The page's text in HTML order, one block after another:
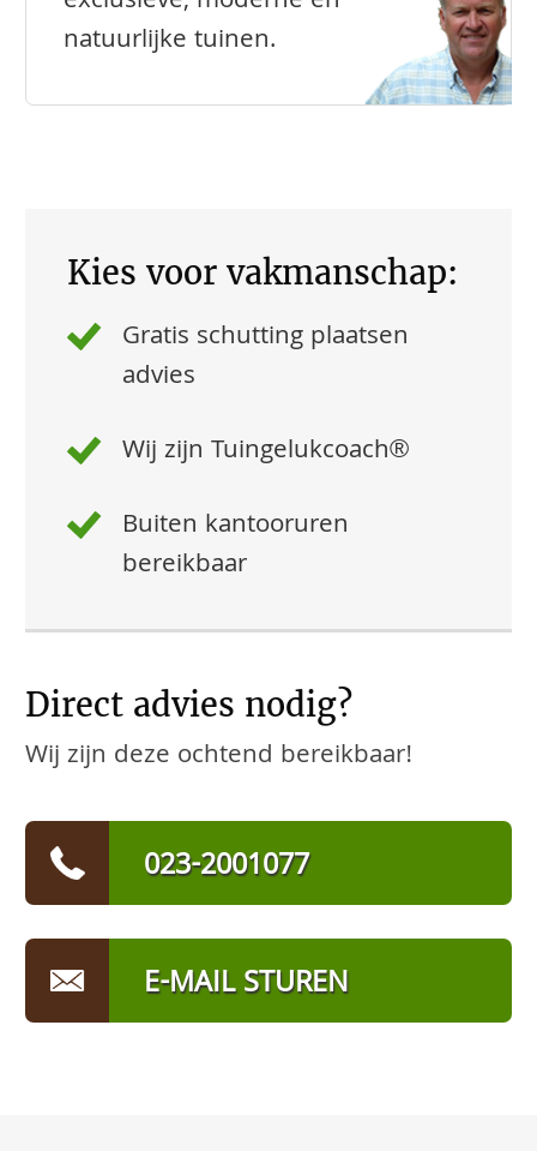
natuurlijke tuinen.
Kies voor vakmanschap:
Gratis schutting plaatsen
advies
Wij zijn Tuingelukcoach®
Buiten kantooruren
bereikbaar
Direct advies nodig?
Wij zijn deze ochtend bereikbaar!
023-2001077
E-MAIL STUREN